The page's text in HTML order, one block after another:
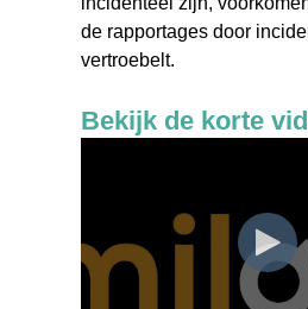
de rapportages door
vertroebelt.
Bekijk de korte